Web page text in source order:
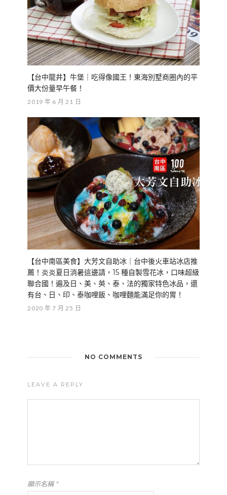
【台中龍井】牛堡｜吃得像國王！東海別墅商圈內的平
價大份量早午餐！
2019 年 6 月 21 日
【台中南區美食】大芳文自助冰｜台中後火車站冰店推
薦！炎炎夏日消暑這邊請，15 種自製雪花冰，口味超級
聯合國！遍及日、美、英、泰、法的獨家特色冰品，還
有台、日、印、泰咖哩飯、咖哩麵能滿足你的胃！
2020 年 7 月 25 日
NO COMMENTS
LEAVE A REPLY
顯示名稱*